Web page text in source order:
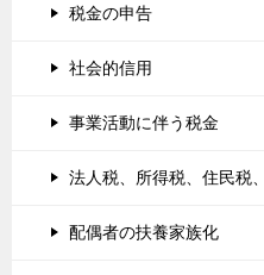
税金の申告
社会的信用
事業活動に伴う税金
法人税、所得税、住民税
配偶者の扶養家族化